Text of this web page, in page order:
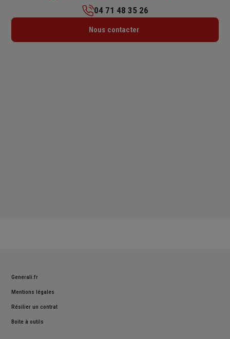
Lundi : Fermé
04 71 48 35 26
Nous contacter
Generali.fr
Mentions légales
Résilier un contrat
Boite à outils